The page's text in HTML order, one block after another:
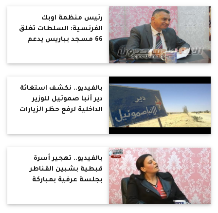
رئيس منظمة اوبك
الفرنسية: السلطات تغلق
66 مسجد بباريس يدعم
بالفيديو.. نكشف استغاثة
دير أنبا صموئيل للوزير
الداخلية لرفع حظر الزيارات
بالفيديو.. تهجير أسرة
قبطية بشبين القناطر
بجلسة عرفية بمباركة